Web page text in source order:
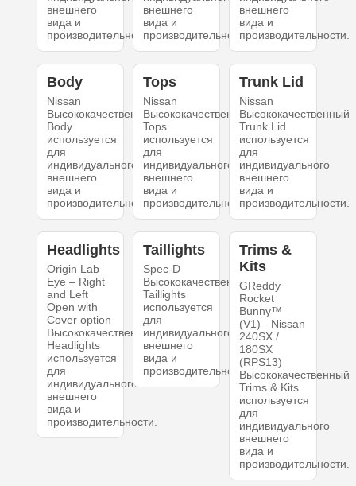
внешнего
вида и
производительности.
внешнего
вида и
производительности.
внешнего
вида и
производительности.
Body
Nissan
Высококачественный
Body
используется
для
индивидуального
внешнего
вида и
производительности.
Tops
Nissan
Высококачественный
Tops
используется
для
индивидуального
внешнего
вида и
производительности.
Trunk Lid
Nissan
Высококачественный
Trunk Lid
используется
для
индивидуального
внешнего
вида и
производительности.
Headlights
Origin Lab
Eye – Right
and Left
Open with
Cover option
Высококачественный
Headlights
используется
для
индивидуального
внешнего
вида и
производительности.
Taillights
Spec-D
Высококачественный
Taillights
используется
для
индивидуального
внешнего
вида и
производительности.
Trims &
Kits
GReddy
Rocket
Bunny™
(V1) - Nissan
240SX /
180SX
(RPS13)
Высококачественный
Trims & Kits
используется
для
индивидуального
внешнего
вида и
производительности.